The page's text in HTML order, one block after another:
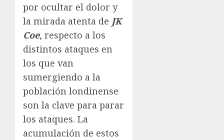
por ocultar el dolor y
la mirada atenta de JK
Coe, respecto a los
distintos ataques en
los que van
sumergiendo a la
población londinense
son la clave para parar
los ataques. La
acumulación de estos